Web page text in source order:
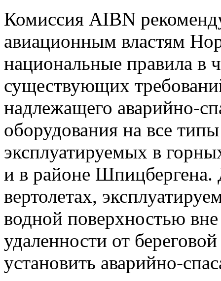
Комиссия AIBN
авиационным властям
национальные правила в
существующих
надлежащего аварийно-
оборудования на все типы
эксплуатируемых в
и в районе Шпицбергена.
вертолетах,
водной поверхностью
удаленности от
установить аварийно-